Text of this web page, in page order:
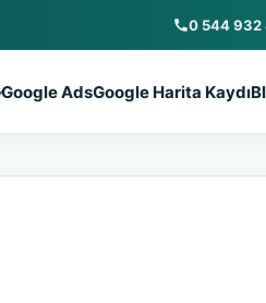
0 544 932
Google AdsGoogle Harita Kaydı